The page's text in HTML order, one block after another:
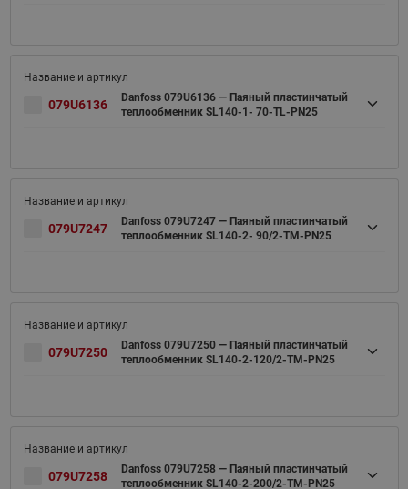
079U6136
Danfoss 079U6136 — Паяный пластинчатый
теплообменник SL140-1- 70-TL-PN25
079U7247
Danfoss 079U7247 — Паяный пластинчатый
теплообменник SL140-2- 90/2-TM-PN25
079U7250
Danfoss 079U7250 — Паяный пластинчатый
теплообменник SL140-2-120/2-TM-PN25
079U7258
Danfoss 079U7258 — Паяный пластинчатый
теплообменник SL140-2-200/2-TM-PN25